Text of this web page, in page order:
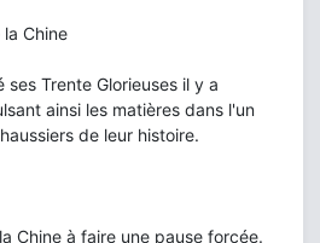
Chine
ses Trente Glorieuses il y a
ainsi les matières dans l'un
de leur histoire.
Chine à faire une pause forcée.